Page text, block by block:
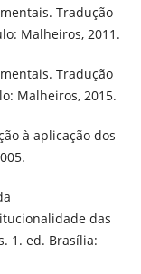
Tradução
Malheiros, 2011.
Tradução
Malheiros, 2015.
à aplicação dos
das
1. ed. Brasília: